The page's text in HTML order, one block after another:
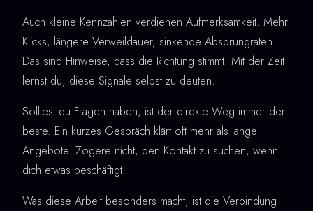
Auch kleine Kennzahlen verdienen Aufmerksamkeit. Mehr
Klicks, längere Verweildauer, sinkende Absprungraten:
Das sind Hinweise, dass die Richtung stimmt. Mit der Zeit
lernst du, diese Signale selbst zu deuten.
Solltest du Fragen haben, ist der direkte Weg immer der
beste. Ein kurzes Gespräch klärt oft mehr als lange
Angebote. Zögere nicht, den Kontakt zu suchen, wenn
dich etwas beschäftigt.
Was diese Arbeit besonders macht, ist die Verbindung